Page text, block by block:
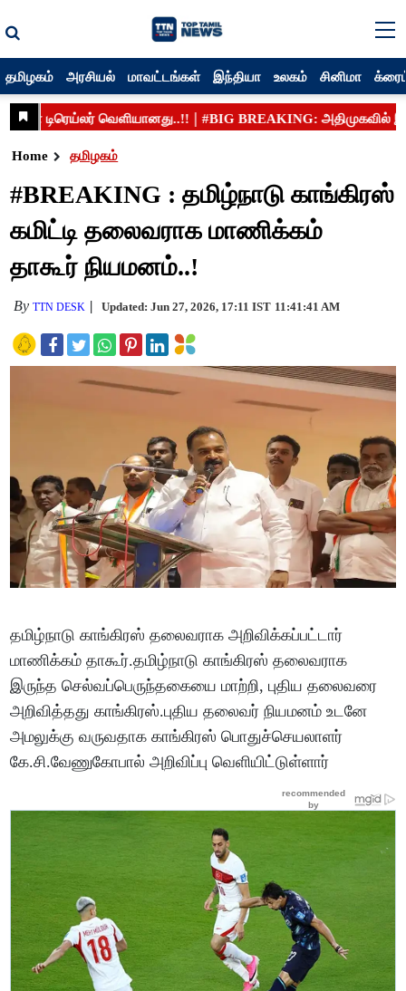
தமிழகம் அரசியல் மாவட்டங்கள் இந்தியா உலகம் சினிமா
Home தமிழகம்
#BREAKING : தமிழ்நாடு காங்கிரஸ்
கமிட்டி தலைவராக மாணிக்கம்
தாகூர் நியமனம்..!
ByTTN DESK Updated: Jun 27, 2026, 17:11 IST 11:41:41 AM
தமிழ்நாடு காங்கிரஸ் தலைவராக அறிவிக்கப்பட்டார்
மாணிக்கம் தாகூர்.தமிழ்நாடு காங்கிரஸ் தலைவராக
இருந்த செல்வப்பெருந்தகையை மாற்றி, புதிய தலைவரை
அறிவித்தது காங்கிரஸ்.புதிய தலைவர் நியமனம் உடனே
அமலுக்கு வருவதாக காங்கிரஸ் பொதுச்செயலாளர்
கே.சி.வேணுகோபால் அறிவிப்பு வெளியிட்டுள்ளார்